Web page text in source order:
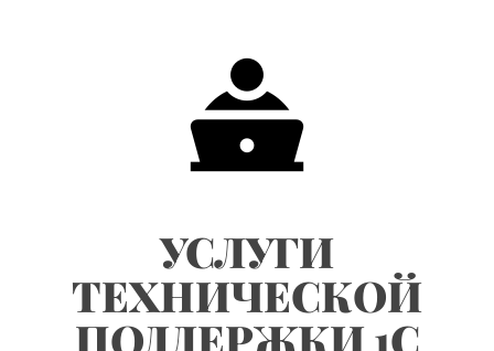
УСЛУГИ
ТЕХНИЧЕСКОЙ
ПОДДЕРЖКИ 1С